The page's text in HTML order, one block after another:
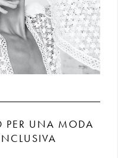
PER UNA MODA